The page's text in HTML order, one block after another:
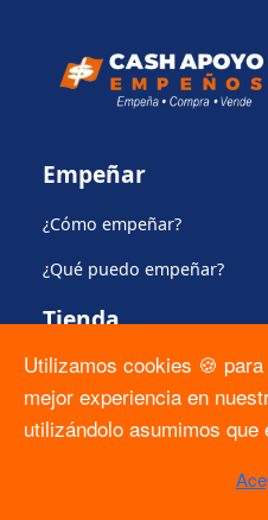
Empeñar
¿Cómo empeñar?
¿Qué puedo empeñar?
Tienda
Comprar en la tienda
Apartado
Utilizamos cookies 🍪
mejor experiencia en
utilizándolo asumimos que